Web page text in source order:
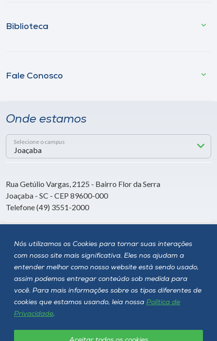
Nós utilizamos os Cookies para tornar suas interações
com nosso site mais significativa. Eles nos ajudam a
entender melhor como nosso website está sendo usado,
assim podemos entregar conteúdo sob medida para
você. Para mais informações sobre os tipos diferentes de
cookies que estamos usando, leia nossa Política de
Privacidade.
Biblioteca
Fale Conosco
Onde estamos
Selecione o campus
Rua Getúlio Vargas, 2125 - Bairro Flor da Serra
Joaçaba - SC - CEP 89600-000
Telefone (49) 3551-2000
Siga a Unoesc